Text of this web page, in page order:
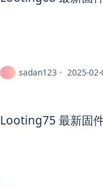
sadan123 2025-02-
Looting75 最新固